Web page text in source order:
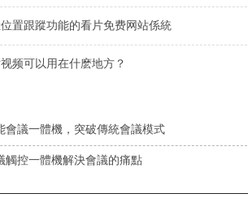
置跟蹤功能的看片免费网站係統
频可以用在什麽地方？
會議一體機，突破傳統會議模式
觸控一體機解決會議的痛點